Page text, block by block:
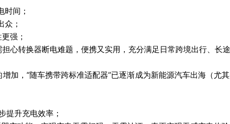
间；
；
强；
转换器断电难题，便携又实用，充分满足日常跨境出行、长途
加，“随车携带跨标准适配器”已逐渐成为新能源汽车出海（尤
提升充电效率；